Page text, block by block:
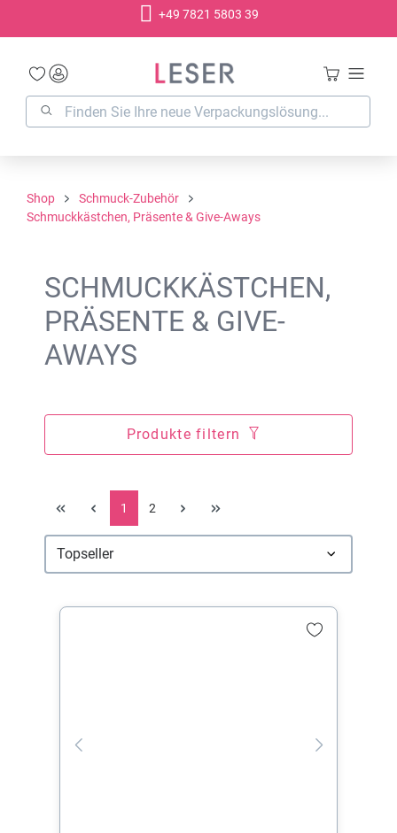
+49 7821 5803 39
Shop
Schmuck-Zubehör
Schmuckkästchen, Präsente & Give-Aways
SCHMUCKKÄSTCHEN,
PRÄSENTE & GIVE-
AWAYS
Produkte filtern
1 2